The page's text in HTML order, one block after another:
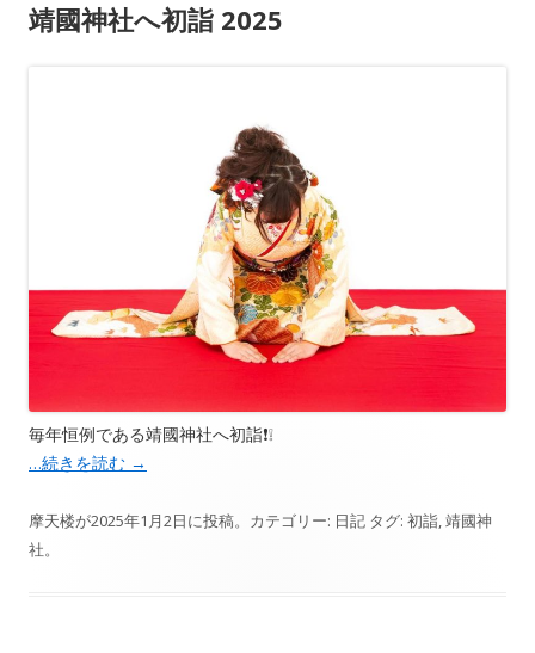
靖國神社へ初詣 2025
毎年恒例である靖國神社へ初詣❗️❕
…続きを読む →
摩天楼が2025年1月2日に投稿。カテゴリー: 日記 タグ: 初詣,靖國神
社。